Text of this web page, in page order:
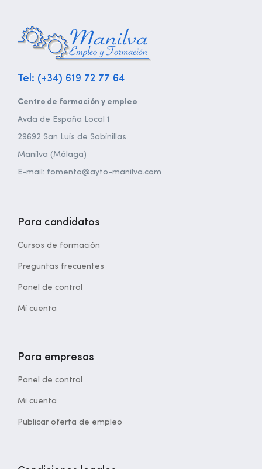
Tel: (+34) 619 72 77 64
Centro de formación y empleo
Avda de España Local 1
29692 San Luis de Sabinillas
Manilva (Málaga)
E-mail: fomento@ayto-manilva.com
Para candidatos
Cursos de formación
Preguntas frecuentes
Panel de control
Mi cuenta
Para empresas
Panel de control
Mi cuenta
Publicar oferta de empleo